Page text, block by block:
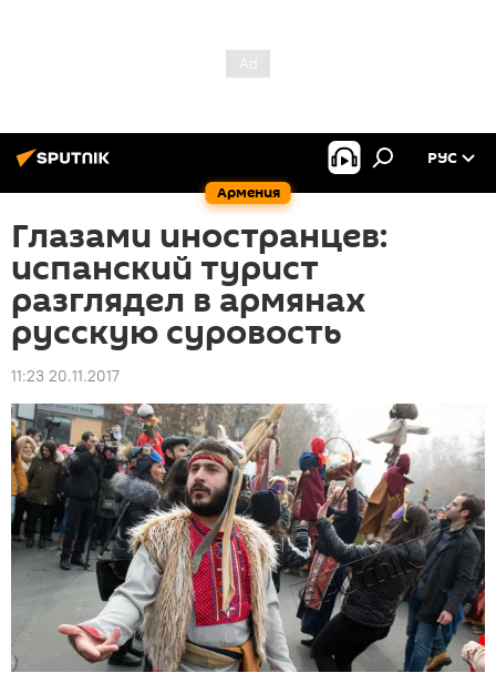
Армения
РУС
Глазами иностранцев:
испанский турист
разглядел в армянах
русскую суровость
11:23 20.11.2017